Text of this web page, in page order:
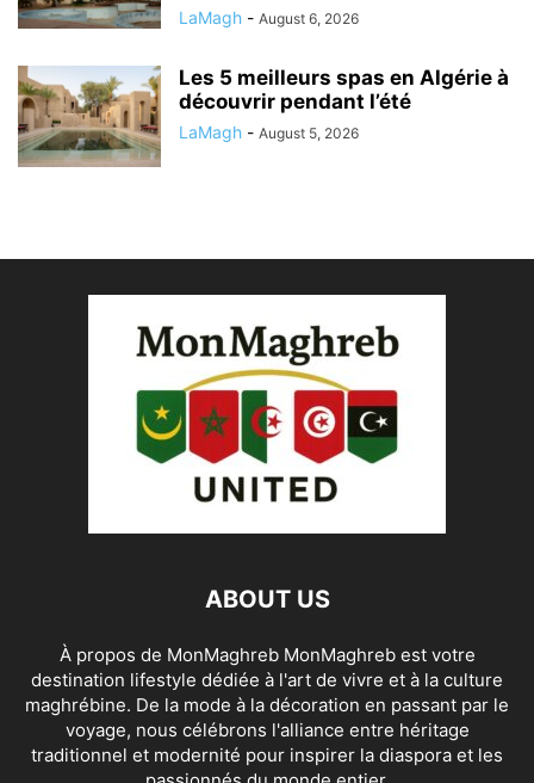
LaMagh - August 6, 2026
Les 5 meilleurs spas en Algérie à
découvrir pendant l’été
LaMagh - August 5, 2026
ABOUT US
À propos de MonMaghreb MonMaghreb est votre
destination lifestyle dédiée à l'art de vivre et à la culture
maghrébine. De la mode à la décoration en passant par le
voyage, nous célébrons l'alliance entre héritage
traditionnel et modernité pour inspirer la diaspora et les